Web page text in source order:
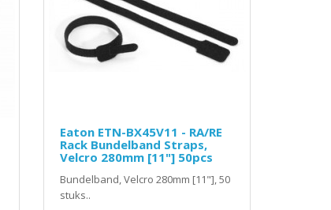
Eaton ETN-BX45V11 - RA/RE
Rack Bundelband Straps,
Velcro 280mm [11"] 50pcs
Bundelband, Velcro 280mm [11"], 50
stuks..